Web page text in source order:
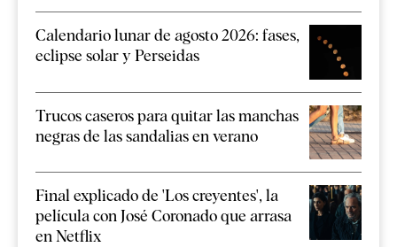
Calendario lunar de agosto 2026: fases,
eclipse solar y Perseidas
Trucos caseros para quitar las manchas
negras de las sandalias en verano
Final explicado de 'Los creyentes', la
película con José Coronado que arrasa
en Netflix